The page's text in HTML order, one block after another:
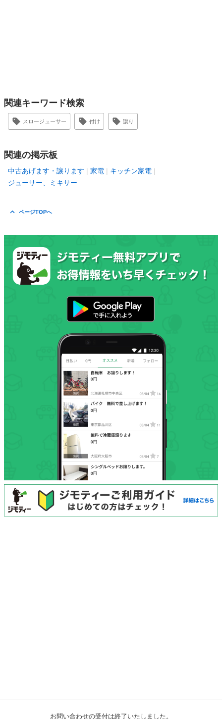
お問い合わせの受付は終了いたしました。
関連キーワード検索
スロージューサー 付け 譲り
関連の掲示板
中古あげます・譲ります 家電
キッチン家電
ジューサー、ミキサー
ページTOPへ